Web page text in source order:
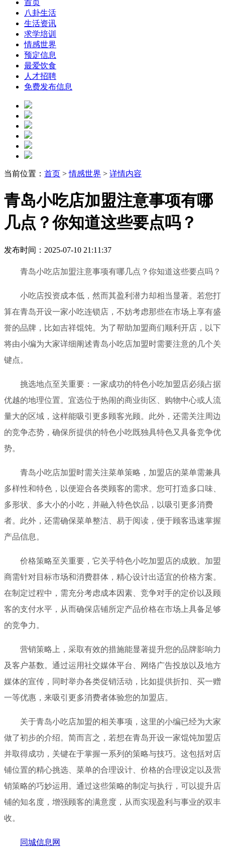
首页
八卦生活
生活资讯
求学培训
情感世界
预定信息
最爱饮食
人才招聘
免费发布信息
当前位置： 首页 >情感世界 > 详情内容
青岛小吃店加盟注意事项有哪
几点？你知道这些要点吗？
发布时间：2025-07-10 21:11:37
青岛小吃店加盟注意事项有哪几点？你知道这些要点吗？
小吃店投资成本低，然而其盈利潜力却相当显著。若您打
算在青岛开设一家小吃连锁店，不妨考虑那些在市场上享有盛
誉的品牌，比如吉祥馄饨。为了帮助加盟商们顺利开店，以下
将由小编为大家详细阐述青岛小吃店加盟时需要注意的几个关
键点。
挑选地点至关重要：一家成功的特色小吃加盟店必须占据
优越的地理位置。宜选位于热闹的商业街区、购物中心或人流
量大的区域，这样能吸引更多顾客光顾。此外，还需关注周边
的竞争态势，确保所提供的特色小吃既独具特色又具备竞争优
势。
青岛小吃店加盟时需关注菜单策略，加盟店的菜单需兼具
多样性和特色，以便迎合各类顾客的需求。您可打造多口味、
多形状、多大小的小吃，并融入特色饮品，以吸引更多消费
者。此外，还需确保菜单整洁、易于阅读，便于顾客迅速掌握
产品信息。
价格策略至关重要，它关乎特色小吃加盟店的成败。加盟
商需针对目标市场和消费群体，精心设计出适宜的价格方案。
在制定过程中，需充分考虑成本因素、竞争对手的定价以及顾
客的支付水平，从而确保店铺所定产品价格在市场上具备足够
的竞争力。
营销策略上，采取有效的措施能显著提升您的品牌影响力
及客户基数。通过运用社交媒体平台、网络广告投放以及地方
媒体的宣传，同时举办各类促销活动，比如提供折扣、买一赠
一等优惠，来吸引更多消费者体验您的加盟店。
关于青岛小吃店加盟的相关事项，这里的小编已经为大家
做了初步的介绍。简而言之，若想在青岛开设一家馄饨加盟店
并取得成功，关键在于掌握一系列的策略与技巧。这包括对店
铺位置的精心挑选、菜单的合理设计、价格的合理设定以及营
销策略的巧妙运用。通过这些策略的制定与执行，可以提升店
铺的知名度，增强顾客的满意度，从而实现盈利与事业的双丰
收。
同城信息网